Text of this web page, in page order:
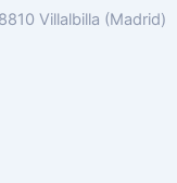
Villalbilla (Madrid)